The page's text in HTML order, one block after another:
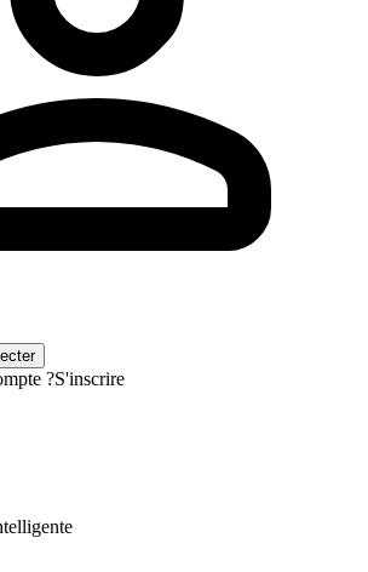
?S'inscrire